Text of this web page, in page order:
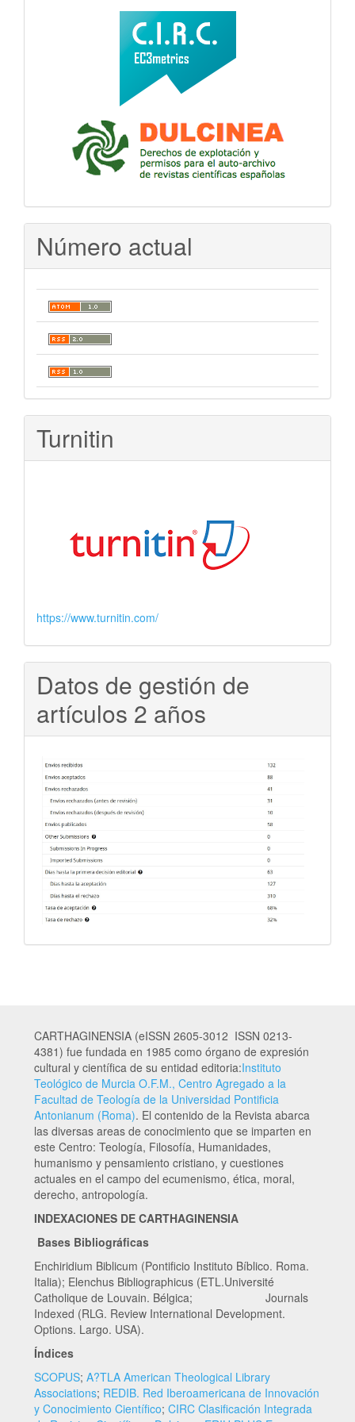
Número actual
Turnitin
https://www.turnitin.com/
Datos de gestión de
artículos 2 años
CARTHAGINENSIA (eISSN 2605-3012 ISSN 0213-
4381) fue fundada en 1985 como órgano de expresión
cultural y científica de su entidad editoria:Instituto
Teológico de Murcia O.F.M., Centro Agregado a la
Facultad de Teología de la Universidad Pontificia
Antonianum (Roma). El contenido de la Revista abarca
las diversas areas de conocimiento que se imparten en
este Centro: Teología, Filosofía, Humanidades,
humanismo y pensamiento cristiano, y cuestiones
actuales en el campo del ecumenismo, ética, moral,
derecho, antropología.
INDEXACIONES DE CARTHAGINENSIA
Bases Bibliográficas
Enchiridium Biblicum (Pontificio Instituto Bíblico. Roma.
Italia); Elenchus Bibliographicus (ETL.Université
Catholique de Louvain. Bélgica; Journals
Indexed (RLG. Review International Development.
Options. Largo. USA).
Índices
SCOPUS; A?TLA American Theological Library
Associations; REDIB. Red Iberoamericana de Innovación
y Conocimiento Científico; CIRC Clasificación Integrada